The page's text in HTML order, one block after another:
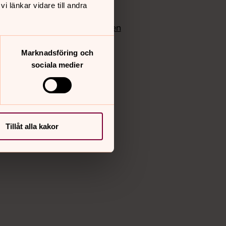
länkar vidare till andra
Marknadsföring och
sociala medier
Tillåt alla kakor
Instagram
Bloggportalen